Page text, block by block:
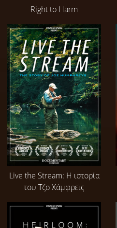
Right to Harm
Live the Stream: Η ιστορία
του Τζο Χάμφρεϊς